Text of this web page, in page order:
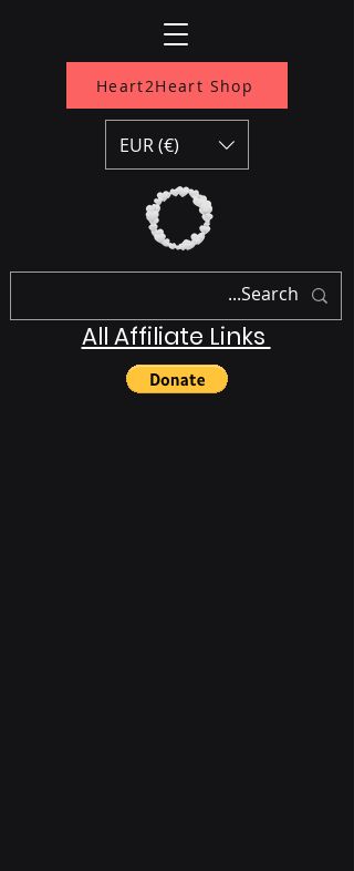
Heart2Heart Shop
All Affiliate Links
EUR (€)